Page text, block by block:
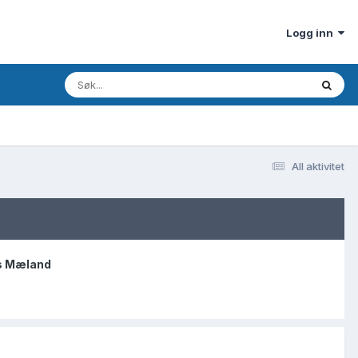
Logg inn
All aktivitet
Mæland